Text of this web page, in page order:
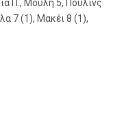
Π., Μούλη 5, Πούλινς
7 (1), Μακέι 8 (1),